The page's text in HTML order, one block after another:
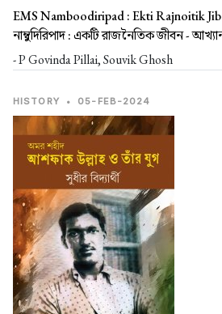
EMS Namboodiripad : Ekti Rajnoitik
নাম্বুদিরিপাদ : একটি রাজনৈতিক জীবন -
- P Govinda Pillai, Souvik Ghosh
HISTORY • 05-FEB-2024